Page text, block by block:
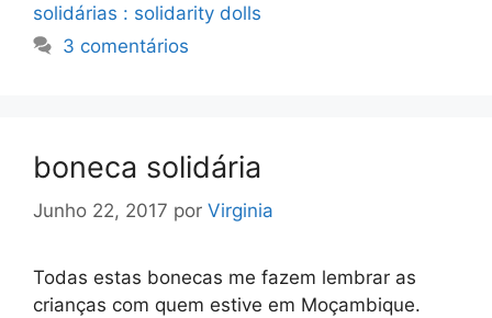
solidárias : solidarity dolls
3 comentários
boneca solidária
Junho 22, 2017 por Virginia
Todas estas bonecas me fazem lembrar as
crianças com quem estive em Moçambique.